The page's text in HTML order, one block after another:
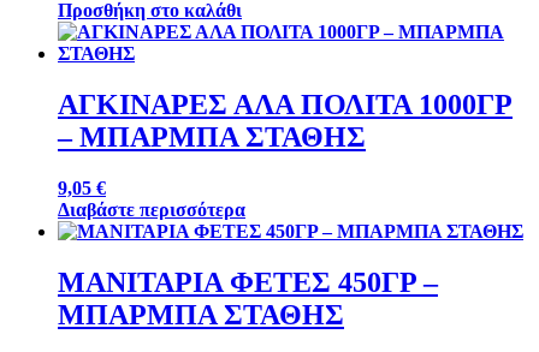
Προσθήκη στο καλάθι
ΑΓΚΙΝΑΡΕΣ ΑΛΑ ΠΟΛΙΤΑ 1000ΓΡ
– ΜΠΑΡΜΠΑ ΣΤΑΘΗΣ
9,05 €
Διαβάστε περισσότερα
ΜΑΝΙΤΑΡΙΑ ΦΕΤΕΣ 450ΓΡ –
ΜΠΑΡΜΠΑ ΣΤΑΘΗΣ